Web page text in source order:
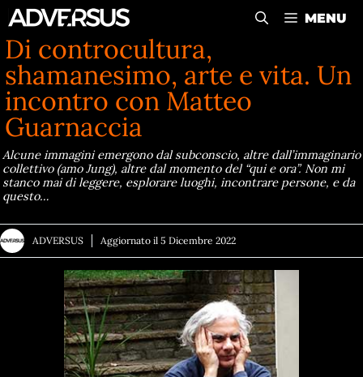
Vai
al
contenuto
MENU
Di controcultura,
shamanesimo, arte e vita. Un
incontro con Matteo
Guarnaccia
Alcune immagini emergono dal subconscio, altre dall’immaginario
collettivo (amo Jung), altre dal momento del “qui e ora”. Non mi
stanco mai di leggere, esplorare luoghi, incontrare persone, e da
questo…
ADVERSUS Aggiornato il 5 Dicembre 2022